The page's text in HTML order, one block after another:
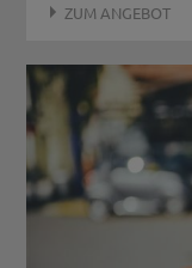
ZUM ANGEBOT